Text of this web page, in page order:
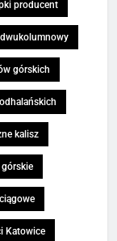
producent
górskich
kalisz
górskie
Katowice